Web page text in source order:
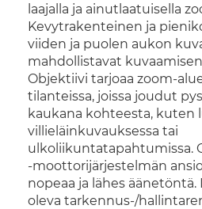
laajalla ja ainutlaatuisella
Kevytrakenteinen ja
viiden ja puolen aukon
mahdollistavat
Objektiivi tarjoaa zoom-
tilanteissa, joissa joudut
kaukana kohteesta, kuten
villieläinkuvauksessa tai
ulkoliikuntatapahtumissa.
-moottorijärjestelmän
nopeaa ja lähes äänetöntä.
oleva tarkennus-/